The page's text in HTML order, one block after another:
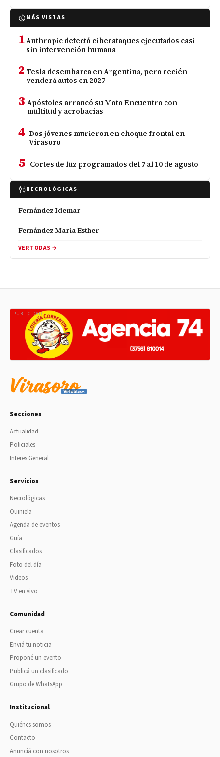
MÁS VISTAS
1Anthropic detectó ciberataques ejecutados casi
sin intervención humana
2 Tesla desembarca en Argentina, pero recién
venderá autos en 2027
3 Apóstoles arrancó su Moto Encuentro con
multitud y acrobacias
4 Dos jóvenes murieron en choque frontal en
Virasoro
5 Cortes de luz programados del 7 al 10 de agosto
NECROLÓGICAS
Fernández Idemar
Fernández Maria Esther
VER TODAS →
PUBLICIDAD
Secciones
Actualidad
Policiales
Interes General
Servicios
Necrológicas
Quiniela
Agenda de eventos
Guía
Clasificados
Foto del día
Videos
TV en vivo
Comunidad
Crear cuenta
Enviá tu noticia
Proponé un evento
Publicá un clasificado
Grupo de WhatsApp
Institucional
Quiénes somos
Contacto
Anunciá con nosotros